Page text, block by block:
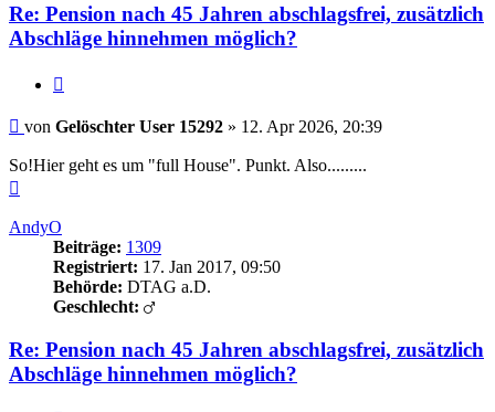
Re: Pension nach 45 Jahren abschlagsfrei, zusätzlich
Abschläge hinnehmen möglich?
Beitrag
von Gelöschter User 15292 » 12. Apr 2026, 20:39
So!Hier geht es um "full House". Punkt. Also.........
AndyO
Beiträge: 1309
Registriert: 17. Jan 2017, 09:50
Behörde: DTAG a.D.
Geschlecht:
Re: Pension nach 45 Jahren abschlagsfrei, zusätzlich
Abschläge hinnehmen möglich?